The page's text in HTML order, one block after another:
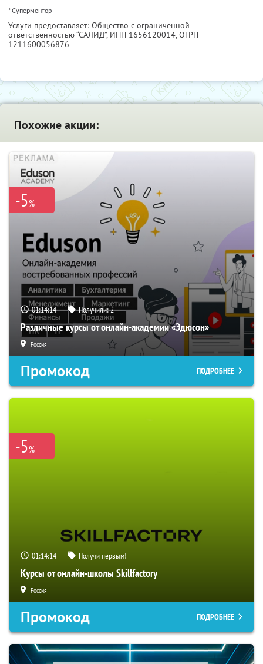
* Суперментор
Услуги предоставляет: Общество с ограниченной
ответственностью “САЛИД”, ИНН 1656120014, ОГРН
1211600056876
Похожие акции:
-5%
01:14:13 Получили:2
Различные курсы от онлайн-академии «Эдюсон»
Россия
Промокод ПОДРОБНЕЕ
-5%
01:14:13 Получи первым!
Курсы от онлайн-школы Skillfactory
Россия
Промокод ПОДРОБНЕЕ